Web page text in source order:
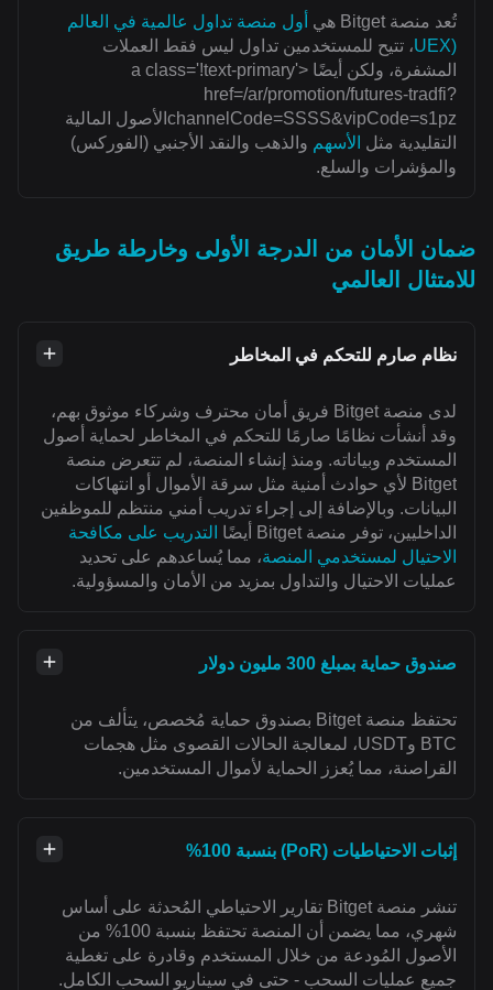
تُعد منصة Bitget هي
أول منصة تداول عالمية في العالم
(UEX
، تتيح للمستخدمين تداول ليس فقط العملات
المشفرة، ولكن أيضًا <a class='!text-primary'
href=/ar/promotion/futures-tradfi?
channelCode=SSSS&vipCode=s1pzالأصول المالية
التقليدية مثل الأسهم والذهب والنقد الأجنبي (الفوركس)
والمؤشرات والسلع.
ضمان الأمان من الدرجة الأولى وخارطة طريق
للامتثال العالمي
نظام صارم للتحكم في المخاطر
لدى منصة Bitget فريق أمان محترف وشركاء موثوق بهم،
وقد أنشأت نظامًا صارمًا للتحكم في المخاطر لحماية أصول
المستخدم وبياناته. ومنذ إنشاء المنصة، لم تتعرض منصة
Bitget لأي حوادث أمنية مثل سرقة الأموال أو انتهاكات
البيانات. وبالإضافة إلى إجراء تدريب أمني منتظم للموظفين
الداخليين، توفر منصة Bitget أيضًا
التدريب على مكافحة
الاحتيال لمستخدمي المنصة، مما يُساعدهم على تحديد
عمليات الاحتيال والتداول بمزيد من الأمان والمسؤولية.
صندوق حماية بمبلغ 300 مليون دولار
تحتفظ منصة Bitget بصندوق حماية مُخصص، يتألف من
BTC وUSDT، لمعالجة الحالات القصوى مثل هجمات
القراصنة، مما يُعزز الحماية لأموال المستخدمين.
إثبات الاحتياطيات (PoR) بنسبة 100%
تنشر منصة Bitget تقارير الاحتياطي المُحدثة على أساس
شهري، مما يضمن أن المنصة تحتفظ بنسبة 100% من
الأصول المُودعة من خلال المستخدم وقادرة على تغطية
جميع عمليات السحب - حتى في سيناريو السحب الكامل.